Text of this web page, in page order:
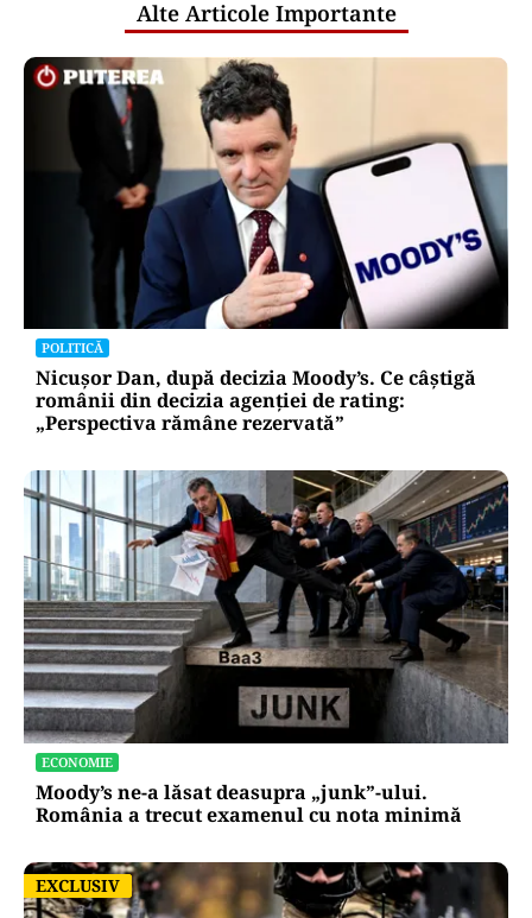
Alte Articole Importante
POLITICĂ
Nicușor Dan, după decizia Moody’s. Ce câștigă
românii din decizia agenției de rating:
„Perspectiva rămâne rezervată”
ECONOMIE
Moody’s ne-a lăsat deasupra „junk”-ului.
România a trecut examenul cu nota minimă
EXCLUSIV
EXCLUSIV